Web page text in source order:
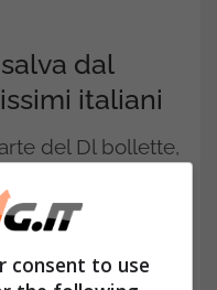
dal
italiani
del Dl bollette,
delle
di chi si
comprovata
consent to use